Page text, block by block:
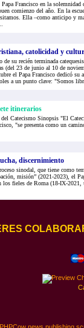
Francisco en la solemnidad
comienzo del año. En la
Ella –como anticipo y
catolicidad y
de su recién terminada
(del 23 de junio al 10 de
el Papa Francisco dedicó su
a un punto clave: "Somos
itinerarios
del Catecismo Sinopsis "El
"se presenta como un
discernimiento
sinodal, que tiene como
misión” (2021-2023), el
los fieles de Roma (18-IX-